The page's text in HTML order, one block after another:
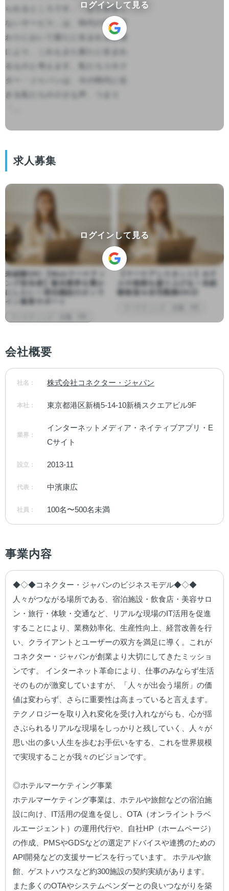
られるところです。「まだ存在し
ないサービス」は、時代の移り変
わりにおいて新たに生まれる要望
により、これもまた新たに生まれ
るものと考えます。私たちコネク
ター・ジャパンは、今の時代に生
きる私たちの小さな声、つまり
ログインして見る
求人募集
ログインして見る
未経験OK!【Webマーケティ
ング担当者】観光業界を豊か
にしたい！宿泊施設のオンラ
イン集客サポート
ルや旅館を盛り上げる！未経
会社概要
社名： 株式会社コネクター・ジャパン
本社： 東京都港区新橋5-14-10新橋スクエアビル9F
業界：
インターネットメディア・ネイティブアプリ・E
Cサイト
設立： 2013-11
代表： 中濱康広
社員： 100名〜500名未満
事業内容
◆◇◆コネクター・ジャパンのビジネスモデル◆◇◆
人々がつながる場所である、宿泊施設・飲食店・美容サロ
ン・旅行・体験・交通など、リアルな現場のIT活用を促進
することにより、業務効率化、生産性向上、経営改善を行
い、クライアントとユーザーの双方を満足に導く。これが
コネクター・ジャパンが創業より大切にしてきたミッショ
ンです。 インターネット革命により、仕事のみならず生活
そのものが激変していますが、「人々が出会う場所」の価
値は変わらず、さらに重要性は高まっていると言えます。
テクノロジーを取り入れ変化を受け入れながらも、心が揺
さぶられるリアルな現場をしっかりと残していく、人々が
思い出の多い人生を歩むお手伝いをする、これを世界規模
で実現することが我々のビジョンです。
◎ホテルマーケティング事業
ホテルマーケティング事業は、ホテルや旅館などの宿泊施
設に向け、IT活用の促進を促し、OTA（オンライントラベ
ルエージェント）の運用代行や、自社HP（ホームページ）
の作成、PMSやGDSなどの選定アドバイスや連携のための
API開発などの支援サービスを行っています。 ホテルや旅
館、ゲストハウスなど約300施設の契約実績があります。
また多くのOTAやシステムベンダーとの良いつながりを築